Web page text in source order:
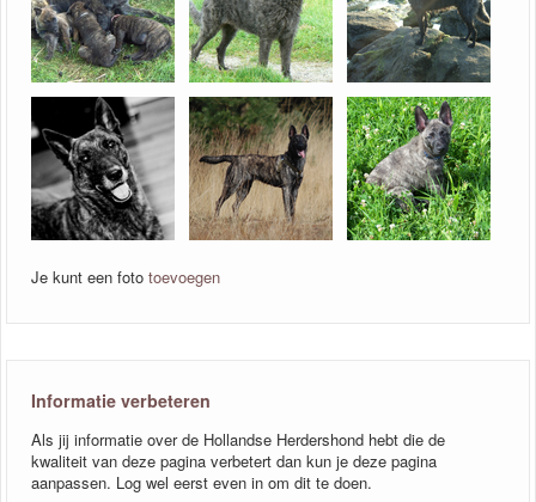
Je kunt een foto toevoegen
Informatie verbeteren
Als jij informatie over de Hollandse Herdershond hebt die de
kwaliteit van deze pagina verbetert dan kun je deze pagina
aanpassen. Log wel eerst even in om dit te doen.